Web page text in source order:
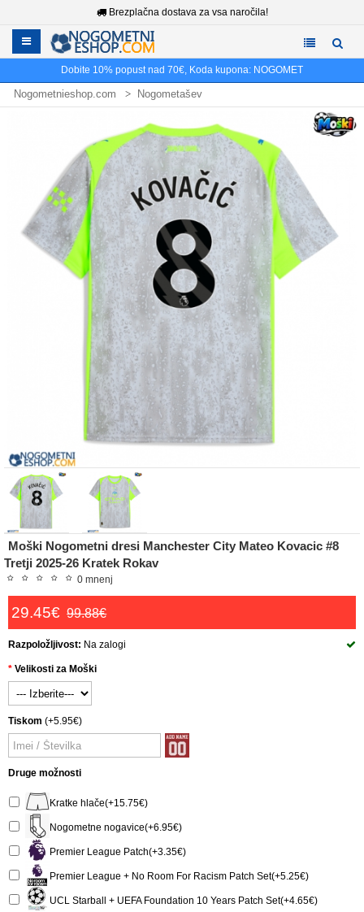
Brezplačna dostava za vsa naročila!
Dobite 10% popust nad 70€, Koda kupona: NOGOMET
Nogometnieshop.com
Nogometašev
Moški Nogometni dresi Manchester City Mateo Kovacic #8
Tretji 2025-26 Kratek Rokav
0 mnenj
29.45€ 99.88€
Razpoložljivost: Na zalogi
Velikosti za Moški
Tiskom (+5.95€)
Druge možnosti
Kratke hlače(+15.75€)
Nogometne nogavice(+6.95€)
Premier League Patch(+3.35€)
Premier League + No Room For Racism Patch Set(+5.25€)
UCL Starball + UEFA Foundation 10 Years Patch Set(+4.65€)